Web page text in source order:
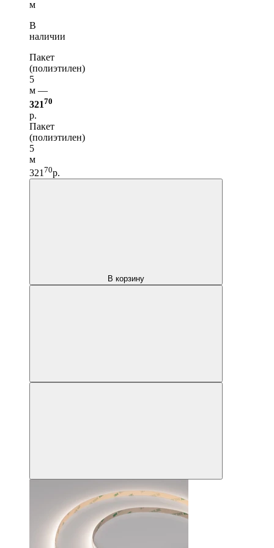
м
В
наличии
Пакет
(полиэтилен)
5
м —
32170
р.
Пакет
(полиэтилен)
5
м
321 70р.
В корзину